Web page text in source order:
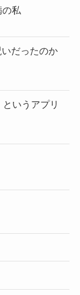
私
だったのか
いうアプリ